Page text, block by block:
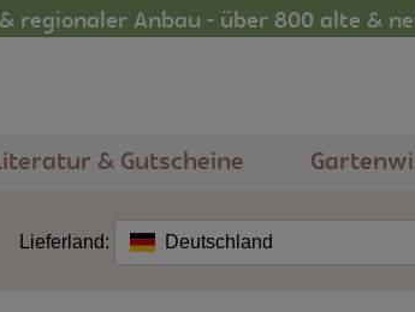
regionaler Anbau - über 800 alte &
& Gutscheine
Lieferland: Deutschland